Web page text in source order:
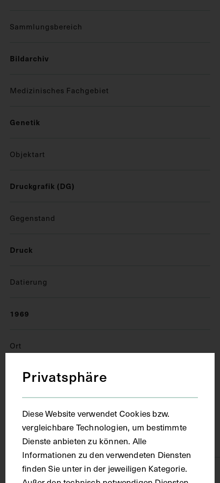
Sammlungsbereich
Bildarchiv
Medizinisches Fachgebiet
Genetik
Objektart
Druckgrafik (DG)
Gegenstand
Druck
Datierung
1969
Ort
München
Material
Papier
Technik
Privatsphäre
Diese Website verwendet Cookies bzw.
vergleichbare Technologien, um bestimmte
Dienste anbieten zu können. Alle
Informationen zu den verwendeten Diensten
finden Sie unter in der jeweiligen Kategorie.